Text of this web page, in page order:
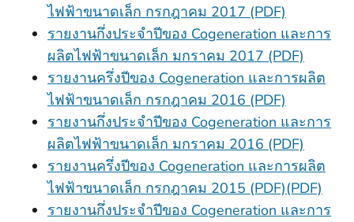
ไฟฟ้าขนาดเล็ก กรกฎาคม 2017 (PDF)
รายงานกึ่งประจําปีของ Cogeneration และการ
ผลิตไฟฟ้าขนาดเล็ก มกราคม 2017 (PDF)
รายงานครึ่งปีของ Cogeneration และการผลิต
ไฟฟ้าขนาดเล็ก กรกฎาคม 2016 (PDF)
รายงานกึ่งประจําปีของ Cogeneration และการ
ผลิตไฟฟ้าขนาดเล็ก มกราคม 2016 (PDF)
รายงานครึ่งปีของ Cogeneration และการผลิต
ไฟฟ้าขนาดเล็ก กรกฎาคม 2015 (PDF)(PDF)
รายงานกึ่งประจําปีของ Cogeneration และการ